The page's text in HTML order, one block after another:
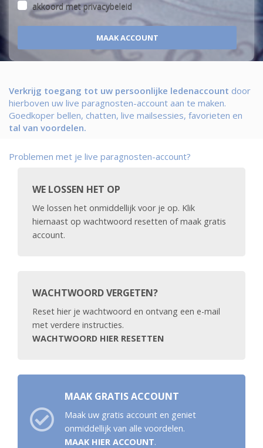
akkoord metprivacybeleid
Verkrijg toegang tot uw persoonlijke ledenaccount door
hierboven uw live paragnosten-account aan te maken.
Goedkoper bellen, chatten, live mailsessies, favorieten en
tal van voordelen.
Problemen met je live paragnosten-account?
WE LOSSEN HET OP
We lossen het onmiddellijk voor je op. Klik
hiernaast op wachtwoord resetten of maak gratis
account.
WACHTWOORD VERGETEN?
Reset hier je wachtwoord en ontvang een e-mail
met verdere instructies.
WACHTWOORD HIER RESETTEN
MAAK GRATIS ACCOUNT
Maak uw gratis account en geniet
onmiddellijk van alle voordelen.
MAAK HIER ACCOUNT.